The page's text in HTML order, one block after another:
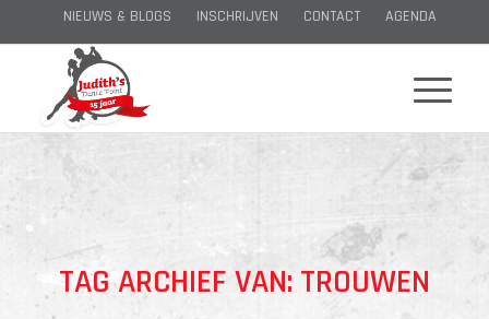
NIEUWS & BLOGS INSCHRIJVEN CONTACT AGENDA
TAG ARCHIEF VAN: TROUWEN